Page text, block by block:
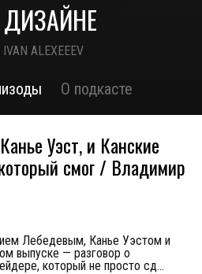
IVAN ALEXEEEV
О подкасте
Уэст, и Канские
смог / Владимир
Лебедевым, Канье Уэстом и
выпуске — разговор о
который не просто сд...